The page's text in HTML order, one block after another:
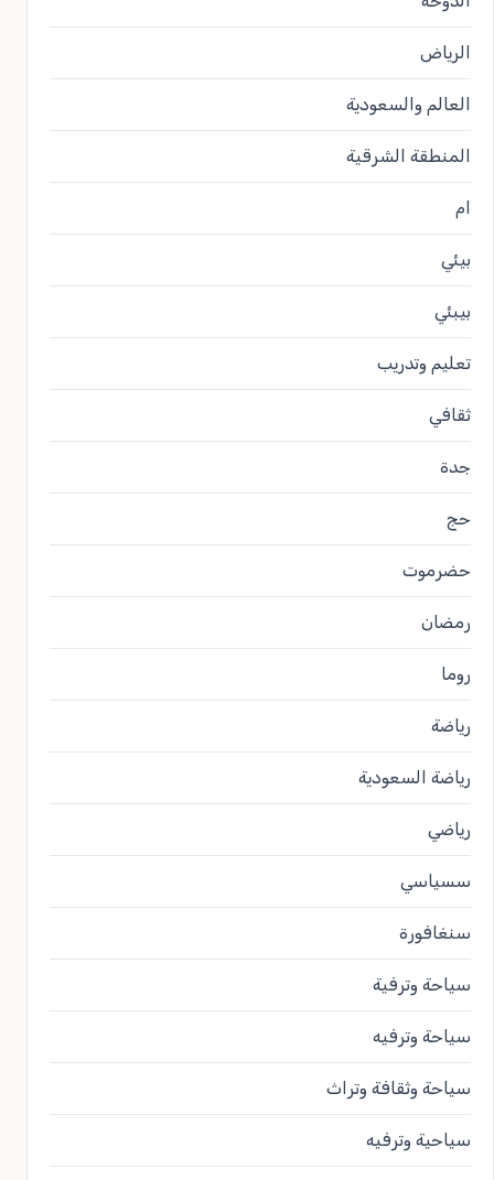
الرياض
العالم والسعودية
المنطقة الشرقية
ام
بيئي
بيبئي
تعليم وتدريب
ثقافي
جدة
حج
حضرموت
رمضان
روما
رياضة
رياضة السعودية
رياضي
سسياسي
سنغافورة
سياحة وترفية
سياحة وترفيه
سياحة وثقافة وتراث
سياحية وترفيه